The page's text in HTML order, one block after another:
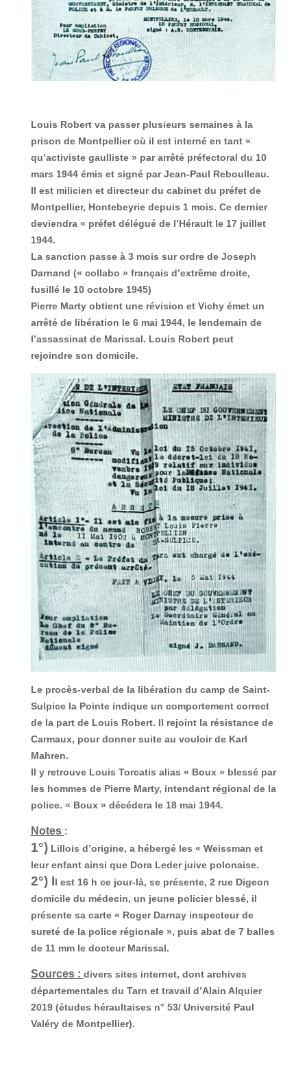
Louis Robert va passer plusieurs semaines à la
prison de Montpellier où il est interné en tant «
qu’activiste gaulliste » par arrêté préfectoral du 10
mars 1944 émis et signé par Jean-Paul Reboulleau.
Il est milicien et directeur du cabinet du préfet de
Montpellier, Hontebeyrie depuis 1 mois. Ce dernier
deviendra « préfet délégué de l’Hérault le 17 juillet
1944.
La sanction passe à 3 mois sur ordre de Joseph
Darnand (« collabo » français d’extrême droite,
fusillé le 10 octobre 1945)
Pierre Marty obtient une révision et Vichy émet un
arrêté de libération le 6 mai 1944, le lendemain de
l’assassinat de Marissal. Louis Robert peut
rejoindre son domicile.
Le procès-verbal de la libération du camp de Saint-
Sulpice la Pointe indique un comportement correct
de la part de Louis Robert. Il rejoint la résistance de
Carmaux, pour donner suite au vouloir de Karl
Mahren.
Il y retrouve Louis Torcatis alias « Boux » blessé par
les hommes de Pierre Marty, intendant régional de la
police. « Boux » décédera le 18 mai 1944.
Notes :
1°)Lillois d’origine, a hébergé les « Weissman et
leur enfant ainsi que Dora Leder juive polonaise.
2°) Il est 16 h ce jour-là, se présente, 2 rue Digeon
domicile du médecin, un jeune policier blessé, il
présente sa carte « Roger Darnay inspecteur de
sureté de la police régionale », puis abat de 7 balles
de 11 mm le docteur Marissal.
Sources : divers sites internet, dont archives
départementales du Tarn et travail d’Alain Alquier
2019 (études héraultaises n° 53/ Université Paul
Valéry de Montpellier).